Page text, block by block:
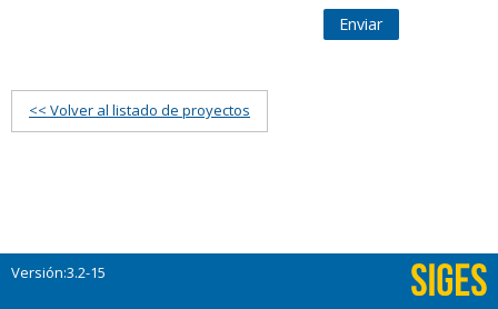
Enviar
<< Volver al listado de proyectos
Versión:3.2-15